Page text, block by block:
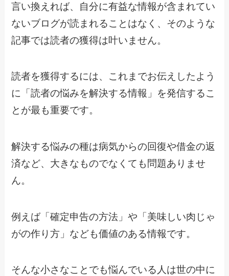
言い換えれば、自分に有益な情報が含まれてい
ないブログが読まれることはなく、そのような
記事では読者の獲得は叶いません。
読者を獲得するには、これまでお伝えしたよう
に「読者の悩みを解決する情報」を発信するこ
とが最も重要です。
解決する悩みの種は病気からの回復や借金の返
済など、大きなものでなくても問題ありませ
ん。
例えば「確定申告の方法」や「美味しい肉じゃ
がの作り方」なども価値のある情報です。
そんな小さなことでも悩んでいる人は世の中に